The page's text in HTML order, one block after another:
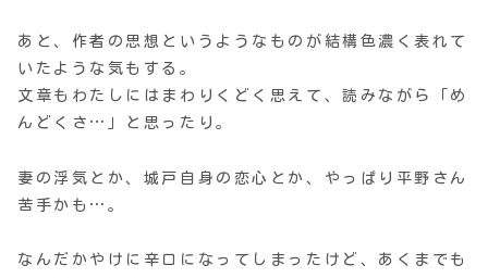
あと、作者の思想というようなものが結構色濃く表れて
いたような気もする。
文章もわたしにはまわりくどく思えて、読みながら「め
んどくさ…」と思ったり。
妻の浮気とか、城戸自身の恋心とか、やっぱり平野さん
苦手かも…。
なんだかやけに辛口になってしまったけど、あくまでも